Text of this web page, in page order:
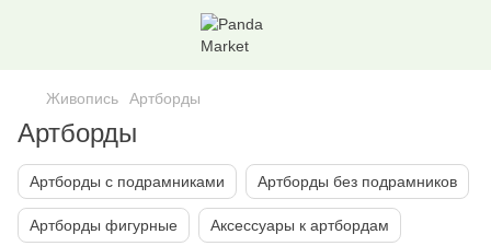
Живопись Артборды
Артборды
Артборды с подрамниками Артборды без подрамников
Артборды фигурные Аксессуары к артбордам